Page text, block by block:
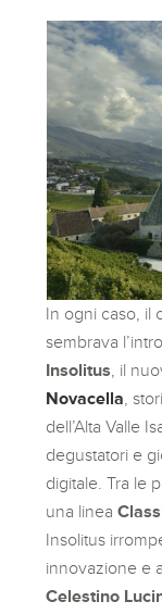
In ogni caso, il
sembrava
Insolitus , il
Novacella ,
dell’Alta Valle
degustatori e
digitale. Tra le
una linea
Insolitus
innovazione e
Celestino